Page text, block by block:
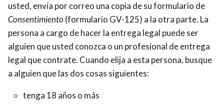
usted, envía por correo una copia de su formulario de
Consentimiento (formulario GV-125) a la otra parte. La
persona a cargo de hacer la entrega legal puede ser
alguien que usted conozca o un profesional de entrega
legal que contrate. Cuando elija a esta persona, busque
a alguien que las dos cosas siguientes:
tenga 18 años o más